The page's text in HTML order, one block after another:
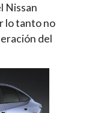
Nissan
lo tanto no
del